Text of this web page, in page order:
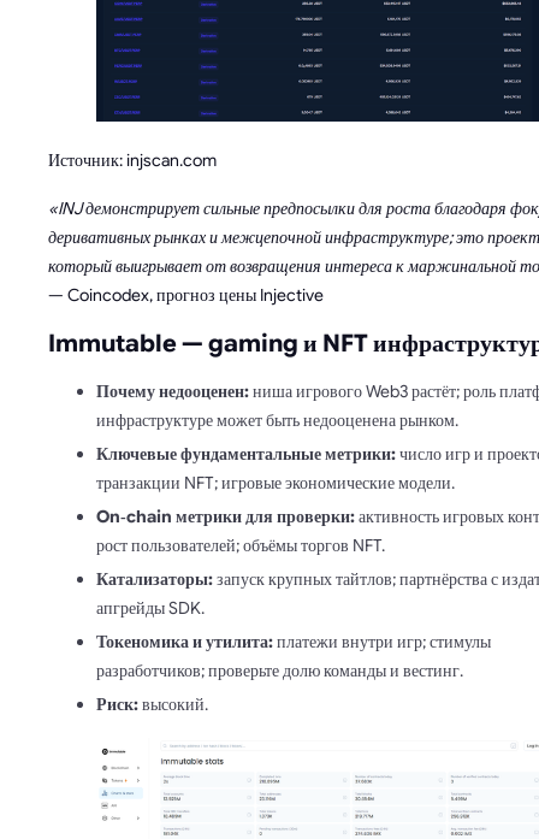
Источник: injscan.com
«INJ демонстрирует сильные предпосылки для роста благодаря
деривативных рынках и межцепочной инфраструктуре; это
который выигрывает от возвращения интереса к маржинальной
— Coincodex, прогноз цены Injective
Immutable — gaming и NFT
Почему недооценен:ниша игрового Web3 растёт; роль
инфраструктуре может быть недооценена рынком.
Ключевые фундаментальные метрики:число игр и
транзакции NFT; игровые экономические модели.
On‑chain метрики для проверки:активность игровых
рост пользователей; объёмы торгов NFT.
Катализаторы:запуск крупных тайтлов; партнёрства с
апгрейды SDK.
Токеномика и утилита:платежи внутри игр; стимулы
разработчиков; проверьте долю команды и вестинг.
Риск:высокий.